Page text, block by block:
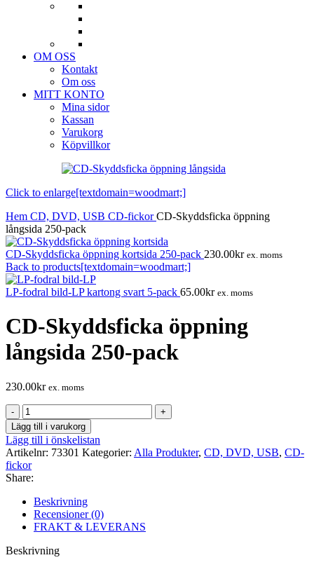
OM OSS
Kontakt
Om oss
MITT KONTO
Mina sidor
Kassan
Varukorg
Köpvillkor
Click to enlarge[textdomain=woodmart;]
Hem CD, DVD, USB CD-fickorCD-Skyddsficka öppning
långsida 250-pack
CD-Skyddsficka öppning kortsida 250-pack 230.00kr ex. moms
Back to products[textdomain=woodmart;]
LP-fodral bild-LP kartong svart 5-pack 65.00kr ex. moms
CD-Skyddsficka öppning
långsida 250-pack
230.00kr ex. moms
CD-
Skyddsficka
öppning
långsida
250-
pack
mängd
Lägg till i varukorg
Lägg till i önskelistan
Artikelnr: 73301 Kategorier: Alla Produkter, CD, DVD, USB, CD-
fickor
Share:
Beskrivning
Recensioner (0)
FRAKT & LEVERANS
Beskrivning